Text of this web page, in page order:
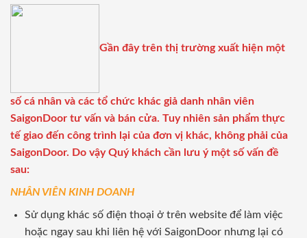
Gần đây trên thị trường xuất hiện một
số cá nhân và các tổ chức khác giả danh nhân viên
SaigonDoor tư vấn và bán cửa. Tuy nhiên sản phẩm thực
tế giao đến công trình lại của đơn vị khác, không phải của
SaigonDoor. Do vậy Quý khách cần lưu ý một số vấn đề
sau:
NHÂN VIÊN KINH DOANH
Sử dụng khác số điện thoại ở trên website để làm việc
hoặc ngay sau khi liên hệ với SaigonDoor nhưng lại có